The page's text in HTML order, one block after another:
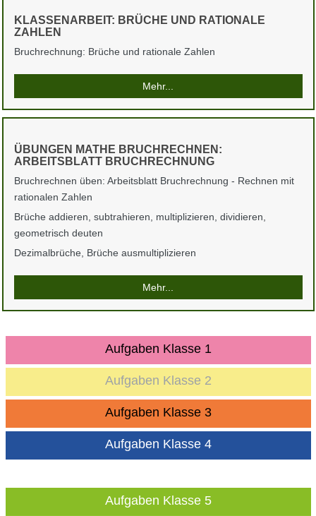
KLASSENARBEIT: BRÜCHE UND RATIONALE
ZAHLEN
Bruchrechnung: Brüche und rationale Zahlen
Mehr...
ÜBUNGEN MATHE BRUCHRECHNEN:
ARBEITSBLATT BRUCHRECHNUNG
Bruchrechnen üben: Arbeitsblatt Bruchrechnung - Rechnen mit
rationalen Zahlen
Brüche addieren, subtrahieren, multiplizieren, dividieren,
geometrisch deuten
Dezimalbrüche, Brüche ausmultiplizieren
Mehr...
Aufgaben Klasse 1
Aufgaben Klasse 2
Aufgaben Klasse 3
Aufgaben Klasse 4
Aufgaben Klasse 5